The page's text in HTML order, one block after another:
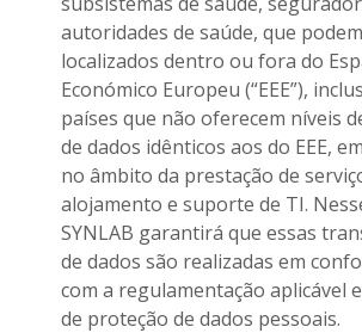
autoridades de saúde, que
localizados dentro ou fora do
Económico Europeu (“EEE”),
países que não oferecem níveis
de dados idênticos aos do EEE,
no âmbito da prestação de
alojamento e suporte de TI.
SYNLAB garantirá que essas
de dados são realizadas em
com a regulamentação aplicável
de proteção de dados pessoais.